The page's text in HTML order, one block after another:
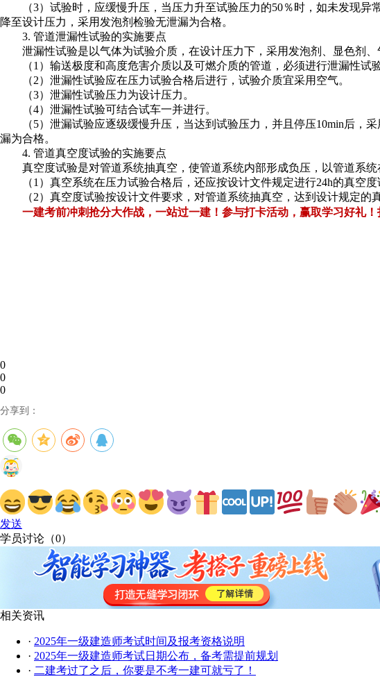
（3）试验时，应缓慢升压，当压力升至试验压力的50％时，如未发现
降至设计压力，采用发泡剂检验无泄漏为合格。
3. 管道泄漏性试验的实施要点
泄漏性试验是以气体为试验介质，在设计压力下，采用发泡剂、显色剂
（1）输送极度和高度危害介质以及可燃介质的管道，必须进行泄漏性试验
（2）泄漏性试验应在压力试验合格后进行，试验介质宜采用空气。
（3）泄漏性试验压力为设计压力。
（4）泄漏性试验可结合试车一并进行。
（5）泄漏试验应逐级缓慢升压，当达到试验压力，并且停压10min后
漏为合格。
4. 管道真空度试验的实施要点
真空度试验是对管道系统抽真空，使管道系统内部形成负压，以管道系
（1）真空系统在压力试验合格后，还应按设计文件规定进行24h的真空度
（2）真空度试验按设计文件要求，对管道系统抽真空，达到设计规定的
一建考前冲刺抢分大作战，一站过一建！参与打卡活动，赢取学习好礼！
0
0
0
分享到：
发送
学员讨论（0）
相关资讯
· 2025年一级建造师考试时间及报考资格说明
· 2025年一级建造师考试日期公布，备考需提前规划
· 二建考过了之后，你要是不考一建可就亏了！